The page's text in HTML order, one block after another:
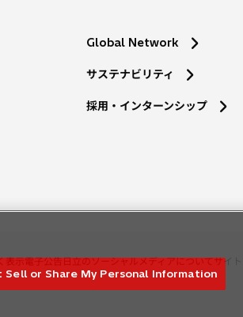
Global Network
サステナビリティ
採用・インターンシップ
表示電子公告日立のソーシャルメディアについてサイト
Sell or Share My Personal Information